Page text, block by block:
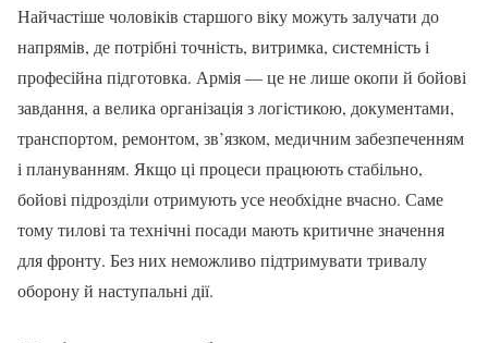
Найчастіше чоловіків старшого віку можуть залучати до
напрямів, де потрібні точність, витримка, системність і
професійна підготовка. Армія — це не лише окопи й бойові
завдання, а велика організація з логістикою, документами,
транспортом, ремонтом, зв’язком, медичним забезпеченням
і плануванням. Якщо ці процеси працюють стабільно,
бойові підрозділи отримують усе необхідне вчасно. Саме
тому тилові та технічні посади мають критичне значення
для фронту. Без них неможливо підтримувати тривалу
оборону й наступальні дії.